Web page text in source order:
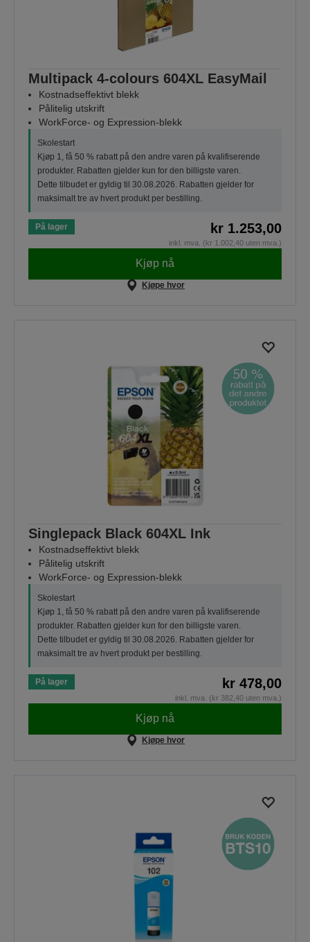
Multipack 4-colours 604XL EasyMail
Kostnadseffektivt blekk
Pålitelig utskrift
WorkForce- og Expression-blekk
Skolestart
Kjøp 1, få 50 % rabatt på den andre varen på kvalifiserende
produkter. Rabatten gjelder kun for den billigste varen.
Dette tilbudet er gyldig til 30.08.2026. Rabatten gjelder for
maksimalt tre av hvert produkt per bestilling.
På lager kr 1.253,00
inkl. mva. (kr 1.002,40 uten mva.)
Kjøp nå
Kjøpe hvor
Singlepack Black 604XL Ink
Kostnadseffektivt blekk
Pålitelig utskrift
WorkForce- og Expression-blekk
Skolestart
Kjøp 1, få 50 % rabatt på den andre varen på kvalifiserende
produkter. Rabatten gjelder kun for den billigste varen.
Dette tilbudet er gyldig til 30.08.2026. Rabatten gjelder for
maksimalt tre av hvert produkt per bestilling.
På lager kr 478,00
inkl. mva. (kr 382,40 uten mva.)
Kjøp nå
Kjøpe hvor